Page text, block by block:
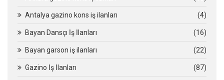
Antalya gazino kons iş ilanları (4)
Bayan Dansçı İş İlanları (16)
Bayan garson iş ilanları (22)
Gazino İş İlanları (87)